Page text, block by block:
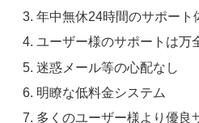
年中無休24時間のサポート
ユーザー様のサポートは万
迷惑メール等の心配なし
明瞭な低料金システム
多くのユーザー様より優良